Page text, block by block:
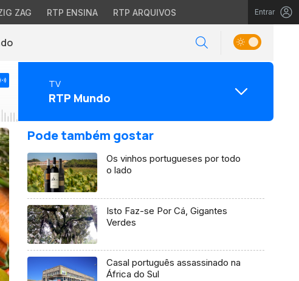
ZAG RTP ENSINA RTP ARQUIVOS Entrar
TV
RTP Mundo
Pode também gostar
Os vinhos portugueses por todo
o lado
Isto Faz-se Por Cá, Gigantes
Verdes
Casal português assassinado na
África do Sul